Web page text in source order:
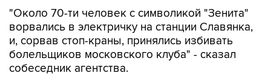
"Около 70-ти человек с символикой "Зенита"
ворвались в электричку на станции Славянка,
и, сорвав стоп-краны, принялись избивать
болельщиков московского клуба" - сказал
собеседник агентства.